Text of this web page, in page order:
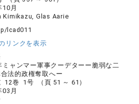
10月
Kimikazu, Glas Aarie
lcad011
リンクを表示
ミャンマー軍事クーデターー脆弱な二
法的政権奪取へー
12巻 1号 （頁 51 ～ 61）
03月